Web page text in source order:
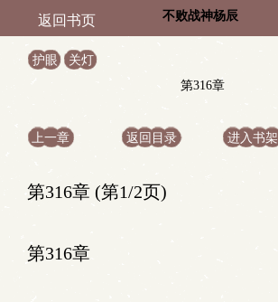
返回书页 不败战神杨辰
护眼 关灯
第316章
上一章 返回目录 进入书架
第316章 (第1/2页)
第316章